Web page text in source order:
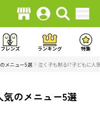
フレンズ ランキング 特集
メニュー5選 泣く子も黙る!?子どもに人
のメニュー5選